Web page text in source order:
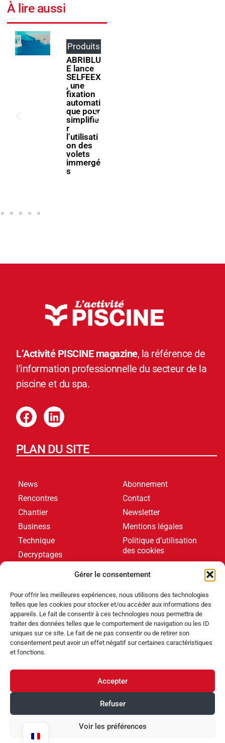
Gérer le consentement
Pour offrir les meilleures expériences, nous utilisons des technologies
telles que les cookies pour stocker et/ou accéder aux informations des
appareils. Le fait de consentir à ces technologies nous permettra de
traiter des données telles que le comportement de navigation ou les ID
uniques sur ce site. Le fait de ne pas consentir ou de retirer son
consentement peut avoir un effet négatif sur certaines caractéristiques
et fonctions.
Accepter
Refuser
Voir les préférences
À lire aussi
Produits
ABRIBLU
E lance
SELFEEX
, une
fixation
automati
que pour
simplifie
r
l’utilisati
on des
volets
immergé
s
L’Activité PISCINE magazine, la référence de
l’information professionnelle du secteur de la
piscine et du spa.
PLAN DU SITE
News
Rencontres
Chantier
Business
Technique
Decryptages
Abonnement
Contact
Newsletter
Mentions légales
Politique d’utilisation
des cookies
DERNIERS ARTICLES
Événements,Produits
ses pompes à chaleur Poolex MegaLine Fi
ABRIBLUE lance SELFEEX, une fixation automatique
pour simplifier l’utilisation des volets immergés